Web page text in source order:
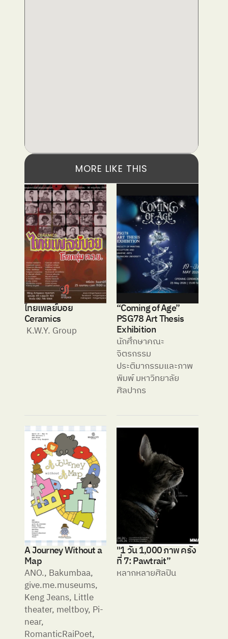
MORE LIKE THIS
ไทยเพลย์บอย
Ceramics
K.W.Y. Group
“Coming of Age”
PSG78 Art Thesis
Exhibition
นักศึกษาคณะ
จิตรกรรม
ประติมากรรมและภาพ
พิมพ์ มหาวิทยาลัย
ศิลปากร
A Journey Without a
Map
ANO., Bakumbaa,
give.me.museums,
Keng Jeans, Little
theater, meltboy, Pi-
near,
RomanticRaiPoet,
"1 วัน 1,000 ภาพ ครั้ง
ที่ 7: Pawtrait”
หลากหลายศิลปิน